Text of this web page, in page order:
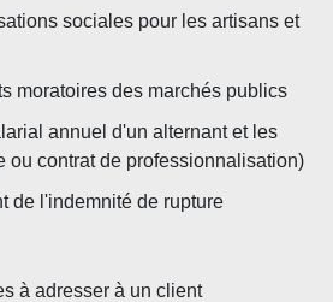
sociales pour les artisans et
moratoires des marchés publics
annuel d'un alternant et les
ou contrat de professionnalisation)
de l'indemnité de rupture
à adresser à un client